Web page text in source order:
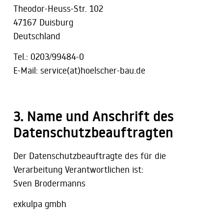
Theodor-Heuss-Str. 102
47167 Duisburg
Deutschland
Tel.: 0203/99484-0
E-Mail: service(at)hoelscher-bau.de
3. Name und Anschrift des
Datenschutzbeauftragten
Der Datenschutzbeauftragte des für die
Verarbeitung Verantwortlichen ist:
Sven Brodermanns
exkulpa gmbh